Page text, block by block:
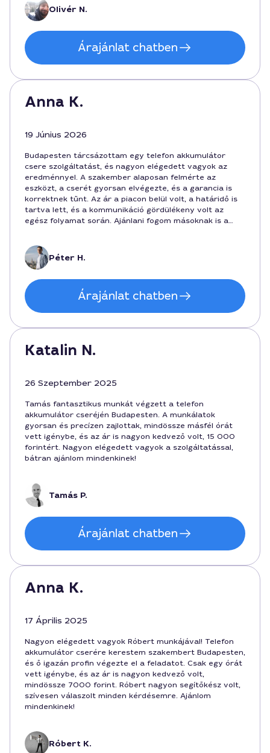
Olivér N.
Árajánlat chatben
Anna K.
19 Június 2026
Budapesten tárcsázottam egy telefon akkumulátor
csere szolgáltatást, és nagyon elégedett vagyok az
eredménnyel. A szakember alaposan felmérte az
eszközt, a cserét gyorsan elvégezte, és a garancia is
korrektnek tűnt. Az ár a piacon belül volt, a határidő is
tartva lett, és a kommunikáció gördülékeny volt az
egész folyamat során. Ajánlani fogom másoknak is a
Péter H.
Árajánlat chatben
Katalin N.
26 Szeptember 2025
Tamás fantasztikus munkát végzett a telefon
akkumulátor cseréjén Budapesten. A munkálatok
gyorsan és precízen zajlottak, mindössze másfél órát
vett igénybe, és az ár is nagyon kedvező volt, 15 000
forintért. Nagyon elégedett vagyok a szolgáltatással,
bátran ajánlom mindenkinek!
Tamás P.
Árajánlat chatben
Anna K.
17 Április 2025
Nagyon elégedett vagyok Róbert munkájával! Telefon
akkumulátor cserére kerestem szakembert Budapesten,
és ő igazán profin végezte el a feladatot. Csak egy órát
vett igénybe, és az ár is nagyon kedvező volt,
mindössze 7000 forint. Róbert nagyon segítőkész volt,
szívesen válaszolt minden kérdésemre. Ajánlom
mindenkinek!
Róbert K.